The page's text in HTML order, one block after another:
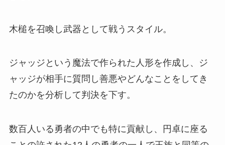
木槌を召喚し武器として戦うスタイル。
ジャッジという魔法で作られた人形を作成し、ジ
ャッジが相手に質問し善悪やどんなことをしてき
たのかを分析して判決を下す。
数百人いる勇者の中でも特に貢献し、円卓に座る